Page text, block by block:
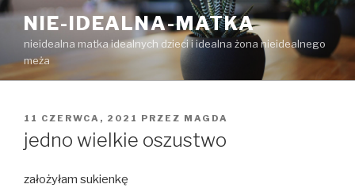
Przejdź
treści
NIE-IDEALNA-MATKA
nieidealna matka idealnych dzieci i idealna żona nieidealnego
meża
OPUBLIKOWANE
W
11 CZERWCA, 2021 PRZEZ MAGDA
jedno wielkie oszustwo
założyłam sukienkę